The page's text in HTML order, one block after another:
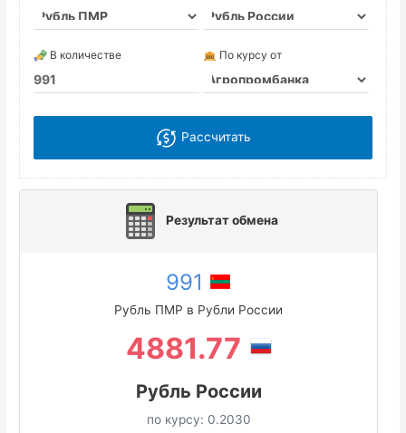
В количестве По курсу от
Рассчитать
Результат обмена
991
Рубль ПМР в Рубли России
4881.77
Рубль России
по курсу: 0.2030